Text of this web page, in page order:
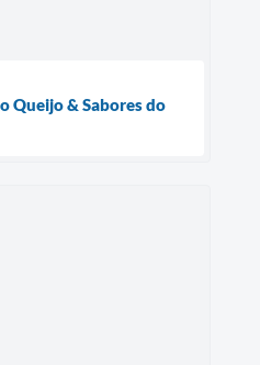
Queijo & Sabores do